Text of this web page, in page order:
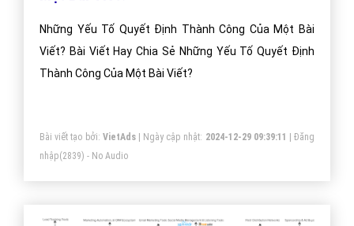
Những Yếu Tố Quyết Định Thành Công Của Một Bài
Viết? Bài Viết Hay Chia Sẻ Những Yếu Tố Quyết Định
Thành Công Của Một Bài Viết?
Bài viết tạo bởi: VietAds| Ngày cập nhật: 2024-12-29 09:39:11 |Đăng
nhập(2839) - No Audio